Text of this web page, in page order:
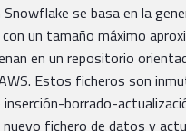
se basa en la
un tamaño máximo
en un repositorio
Estos ficheros son
inserción-borrado-
nuevo fichero de datos y